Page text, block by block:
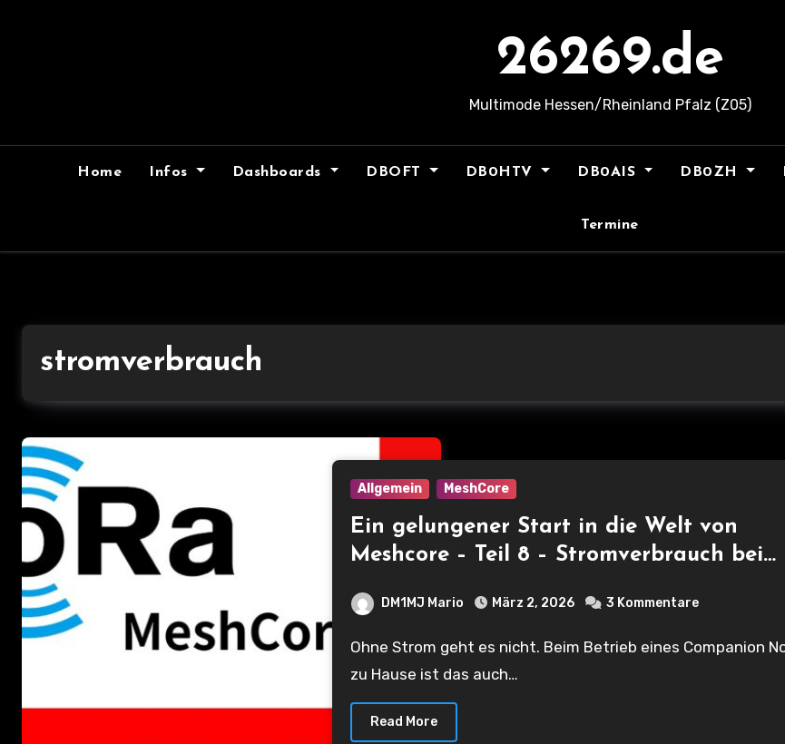
26269.de
Multimode Hessen/Rheinland Pfalz (Z05)
Home Infos Dashboards DBOFT DB0HTV DB0AIS DB0ZH
Termine
stromverbrauch
Allgemein MeshCore
Ein gelungener Start in die Welt von
Meshcore – Teil 8 – Stromverbrauch bei
DM1MJ Mario März 2, 2026 3 Kommentare
Ohne Strom geht es nicht. Beim Betrieb eines Companion Nodes
zu Hause ist das auch…
Read More